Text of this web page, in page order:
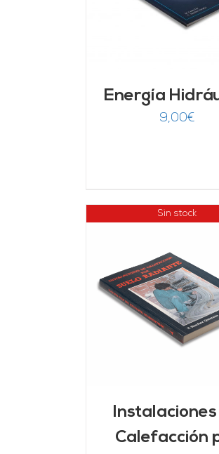
Energía
9,00€
Sin stock
Calefacción
AÑADIR AL
DETALLES